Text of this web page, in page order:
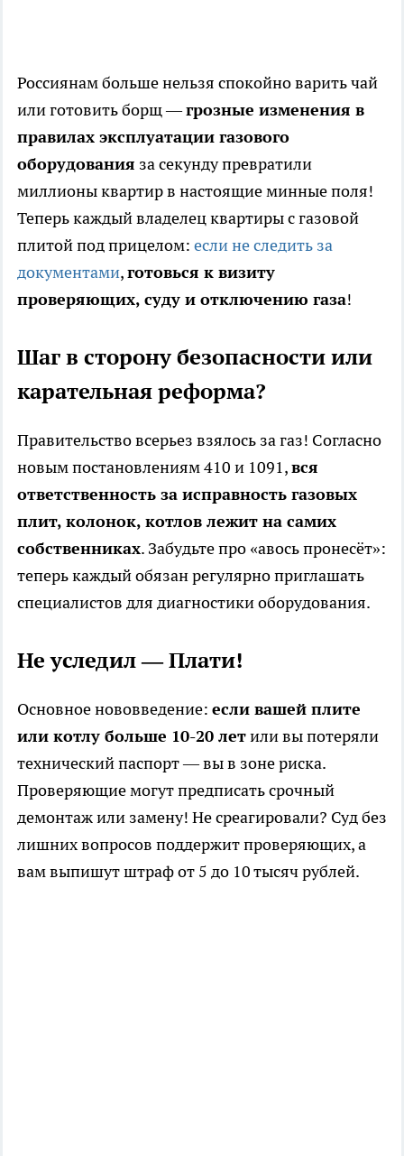
Россиянам больше нельзя спокойно варить чай
или готовить борщ —грозные изменения в
правилах эксплуатации газового
оборудования за секунду превратили
миллионы квартир в настоящие минные поля!
Теперь каждый владелец квартиры с газовой
плитой под прицелом: если не следить за
документами,готовься к визиту
проверяющих, суду и отключению газа!
Шаг в сторону безопасности или
карательная реформа?
Правительство всерьез взялось за газ! Согласно
новым постановлениям 410 и 1091,вся
ответственность за исправность газовых
плит, колонок, котлов лежит на самих
собственниках. Забудьте про «авось пронесёт»:
теперь каждый обязан регулярно приглашать
специалистов для диагностики оборудования.
Не уследил — Плати!
Основное нововведение: если вашей плите
или котлу больше 10-20 летили вы потеряли
технический паспорт — вы в зоне риска.
Проверяющие могут предписать срочный
демонтаж или замену! Не среагировали? Суд без
лишних вопросов поддержит проверяющих, а
вам выпишут штраф от 5 до 10 тысяч рублей.